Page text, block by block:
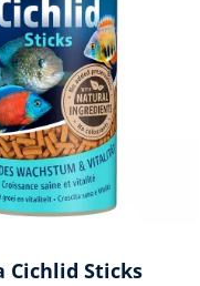
Cichlid Sticks